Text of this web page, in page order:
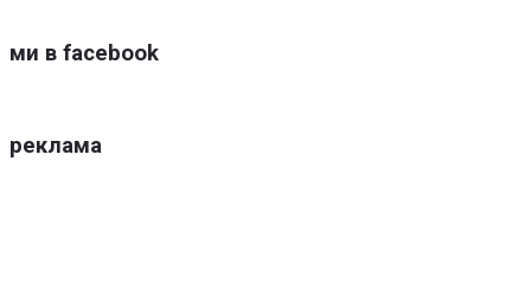
ми в facebook
реклама